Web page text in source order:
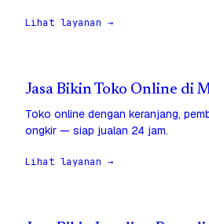
Lihat layanan →
Jasa Bikin Toko Online di
Toko online dengan keranjang,
ongkir — siap jualan 24 jam.
Lihat layanan →